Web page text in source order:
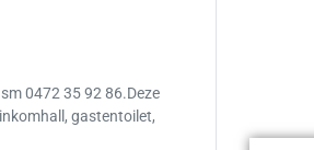
0472 35 92 86.Deze
gastentoilet,